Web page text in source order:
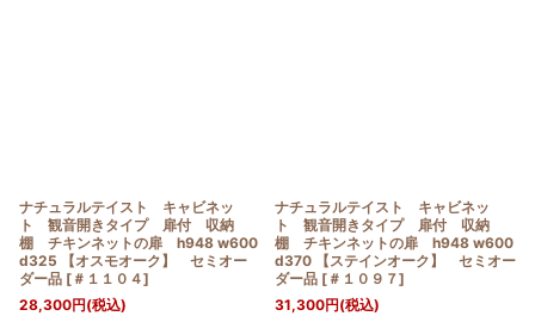
ナチュラルテイスト キャビネッ
ト 観音開きタイプ 扉付 収納
棚 チキンネットの扉 h948 w600
d325 【オスモオーク】 セミオー
ダー品 [ ＃１１０４]
28,300円(税込)
ナチュラルテイスト キャビネッ
ト 観音開きタイプ 扉付 収納
棚 チキンネットの扉 h948 w600
d370 【ステインオーク】 セミオー
ダー品 [ ＃１０９７]
31,300円(税込)